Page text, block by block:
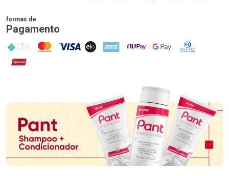
formas de
Pagamento
PIX MasterCard
VISA ELO AMEX NuPay Google PayDiners Club
Hipercard
Promoção em Destaque